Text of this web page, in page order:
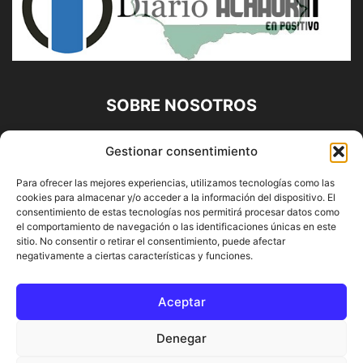
Gestionar consentimiento
Para ofrecer las mejores experiencias, utilizamos tecnologías como las
cookies para almacenar y/o acceder a la información del dispositivo. El
consentimiento de estas tecnologías nos permitirá procesar datos como
el comportamiento de navegación o las identificaciones únicas en este
sitio. No consentir o retirar el consentimiento, puede afectar
negativamente a ciertas características y funciones.
Aceptar
Denegar
SOBRE NOSOTROS
Diario Alhaurín (www.alhaurindelatorre.com) Propiedad de
Francisco E. López López | 639 95 71 95 | Noticias de
Alhaurín de la Torre, Málaga y Provincia|
Contáctanos:info@alhaurindelatorre.com
SÍGUENOS